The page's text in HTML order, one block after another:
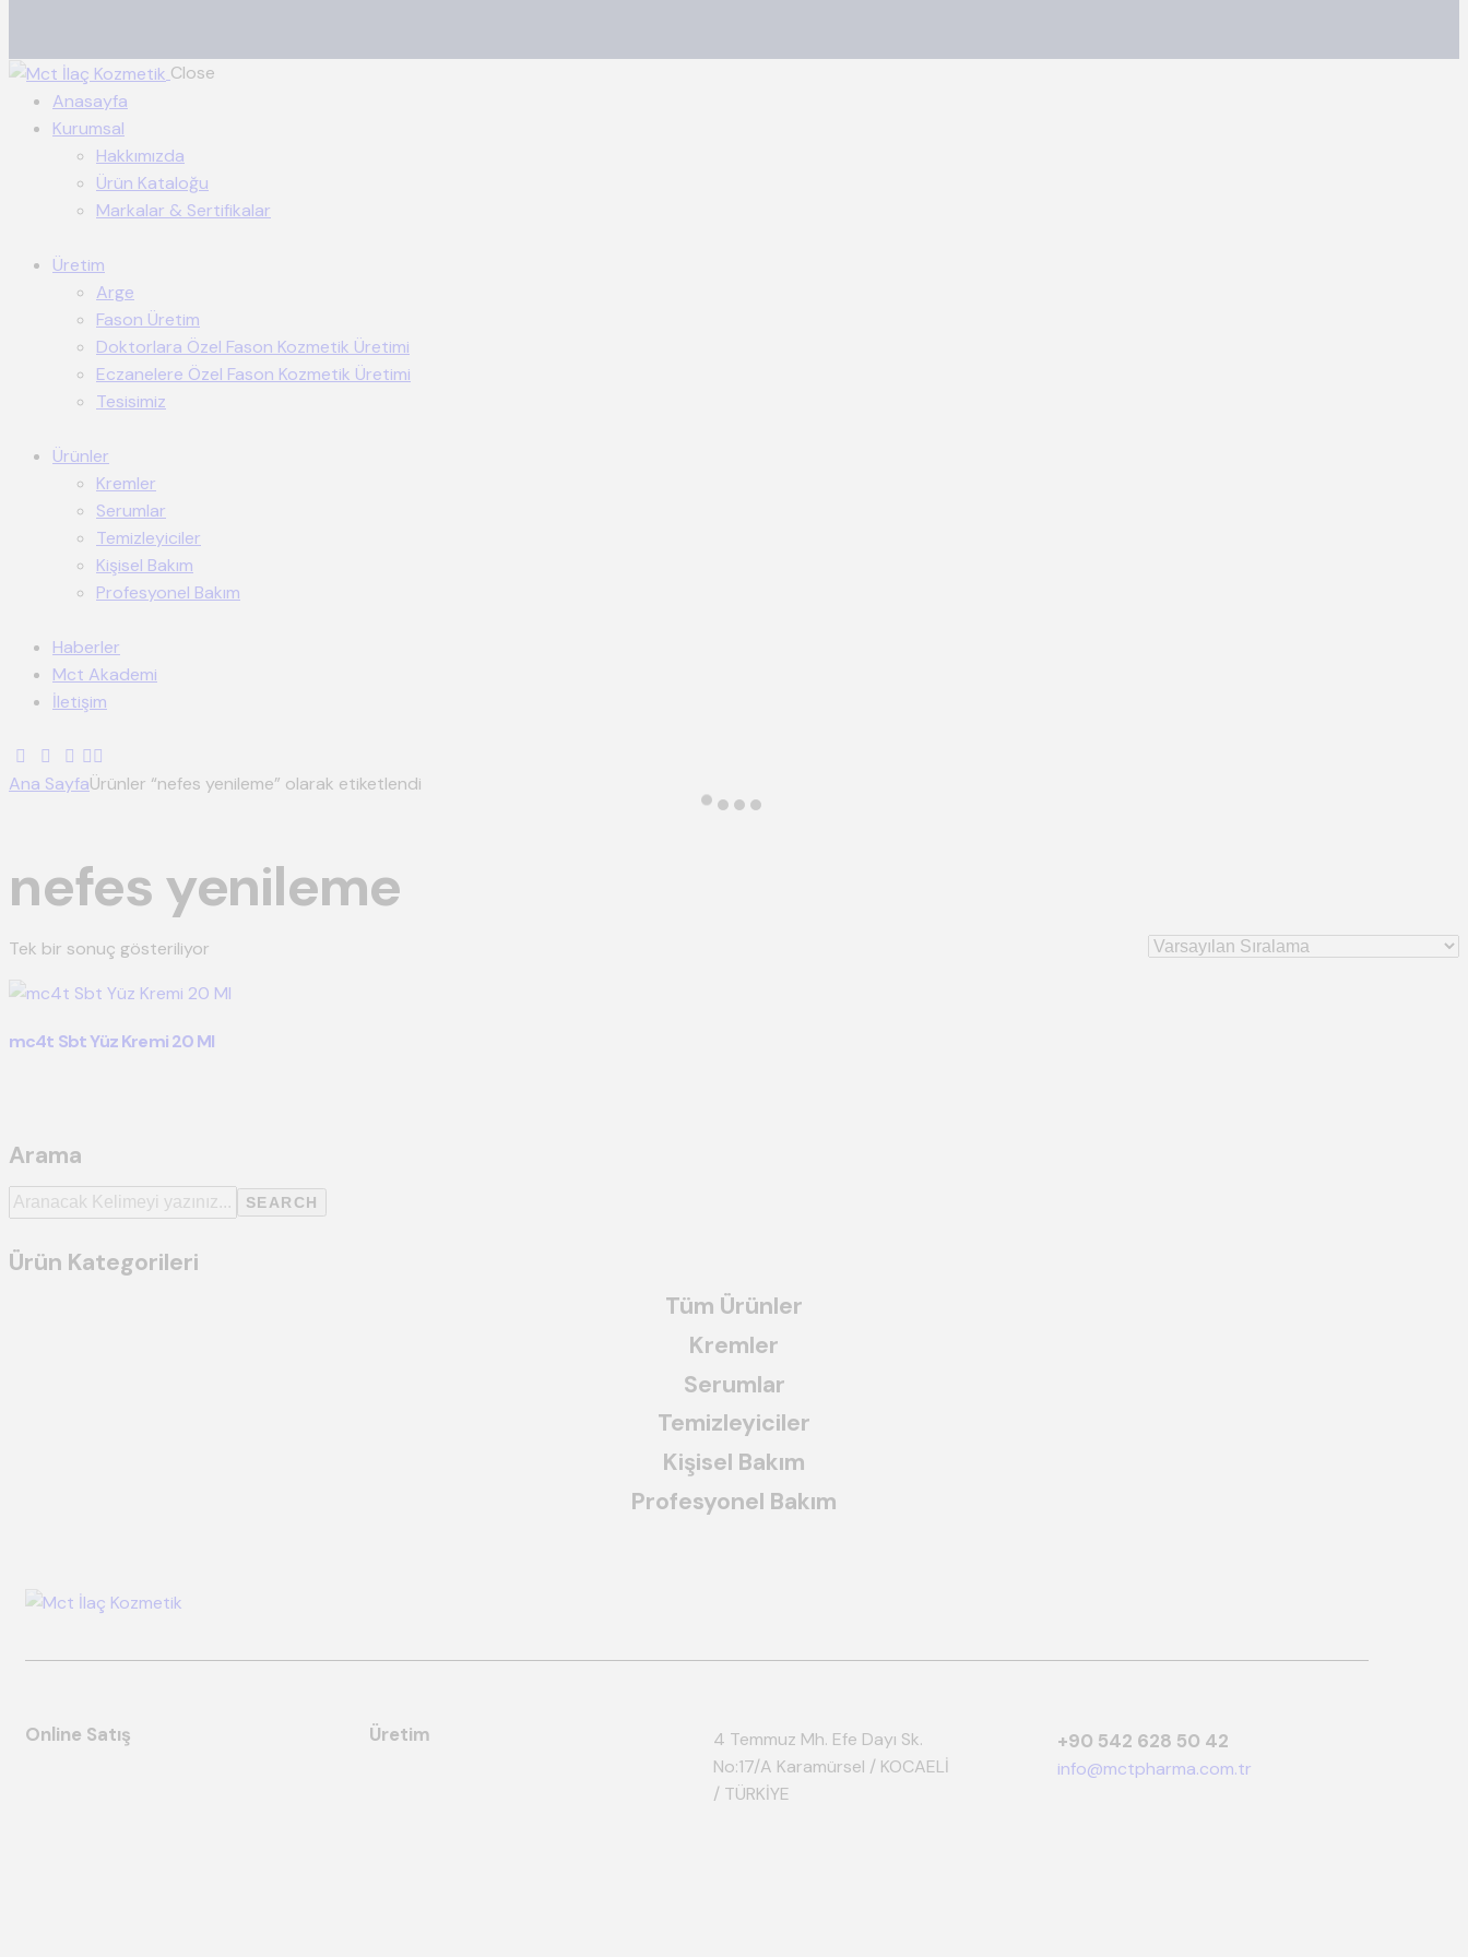
Close
Anasayfa
Kurumsal
Hakkımızda
Ürün Kataloğu
Markalar & Sertifikalar
Üretim
Arge
Fason Üretim
Doktorlara Özel Fason Kozmetik Üretimi
Eczanelere Özel Fason Kozmetik Üretimi
Tesisimiz
Ürünler
Kremler
Serumlar
Temizleyiciler
Kişisel Bakım
Profesyonel Bakım
Haberler
Mct Akademi
İletişim
Ana SayfaÜrünler “nefes yenileme” olarak etiketlendi
nefes yenileme
Tek bir sonuç gösteriliyor
mc4t Sbt Yüz Kremi 20 Ml
Arama
SEARCH
Ürün Kategorileri
Tüm Ürünler
Kremler
Serumlar
Temizleyiciler
Kişisel Bakım
Profesyonel Bakım
Online Satış Üretim
4 Temmuz Mh. Efe Dayı Sk.
No:17/A Karamürsel / KOCAELİ
/ TÜRKİYE
+90 542 628 50 42
info@mctpharma.com.tr